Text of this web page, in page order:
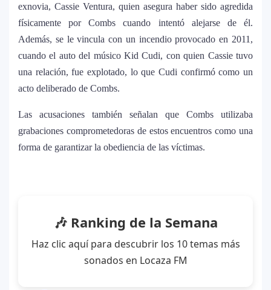
7
¿Cristian Castro terminó con Victoria
Kühne? El cantante aclara su situación
amorosa y confiesa que “no le gusta
estar solo”
8
Bad Bunny causa revuelo en México
FOToS World Tour”
9
Maluma se corona como el mejor vestido
en una nueva versión de A Medio Vivir
exnovia, Cassie Ventura, quien asegura haber sido agredida
físicamente por Combs cuando intentó alejarse de él.
Además, se le vincula con un incendio provocado en 2011,
cuando el auto del músico Kid Cudi, con quien Cassie tuvo
una relación, fue explotado, lo que Cudi confirmó como un
acto deliberado de Combs.
Las acusaciones también señalan que Combs utilizaba
grabaciones comprometedoras de estos encuentros como una
forma de garantizar la obediencia de las víctimas.
🎶 Ranking de la Semana
Haz clic aquí para descubrir los 10 temas más
sonados en Locaza FM